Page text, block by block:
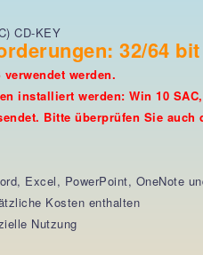
CD-KEY
32/64
verwendet werden.
installiert werden: Win 10
Bitte überprüfen Sie auch
Excel, PowerPoint, OneNote
Kosten enthalten
Nutzung